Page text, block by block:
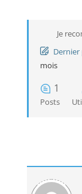
Je
mois
1
Posts